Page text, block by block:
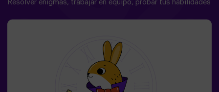
experiencia tan agradable.
Resolver enigmas, trabajar en equipo, probar tus habilidades